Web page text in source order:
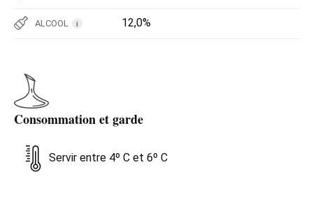
ALCOOL i 12,0%
Consommation et garde
Servir entre 4º C et 6º C